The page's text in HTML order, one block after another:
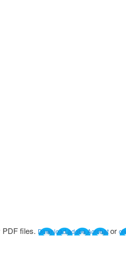
PDF files. Download adobe Acrobator